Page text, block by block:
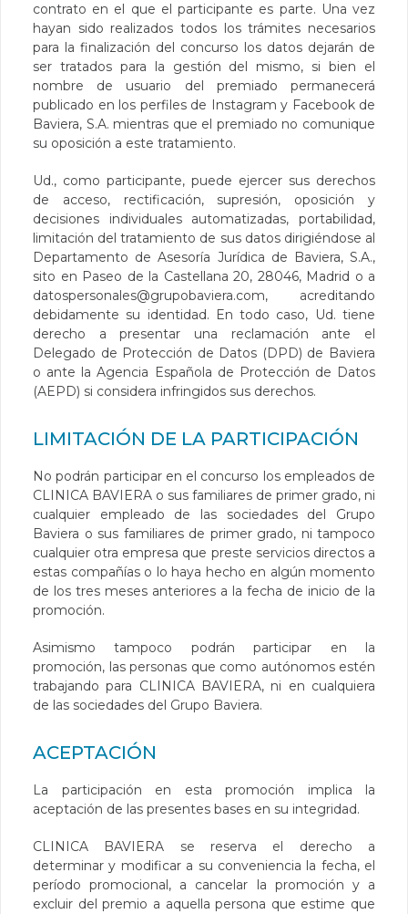
contrato en el que el participante es parte. Una vez
hayan sido realizados todos los trámites necesarios
para la finalización del concurso los datos dejarán de
ser tratados para la gestión del mismo, si bien el
nombre de usuario del premiado permanecerá
publicado en los perfiles de Instagram y Facebook de
Baviera, S.A. mientras que el premiado no comunique
su oposición a este tratamiento.
Ud., como participante, puede ejercer sus derechos
de acceso, rectificación, supresión, oposición y
decisiones individuales automatizadas, portabilidad,
limitación del tratamiento de sus datos dirigiéndose al
Departamento de Asesoría Jurídica de Baviera, S.A.,
sito en Paseo de la Castellana 20, 28046, Madrid o a
datospersonales@grupobaviera.com, acreditando
debidamente su identidad. En todo caso, Ud. tiene
derecho a presentar una reclamación ante el
Delegado de Protección de Datos (DPD) de Baviera
o ante la Agencia Española de Protección de Datos
(AEPD) si considera infringidos sus derechos.
LIMITACIÓN DE LA PARTICIPACIÓN
No podrán participar en el concurso los empleados de
CLINICA BAVIERA o sus familiares de primer grado, ni
cualquier empleado de las sociedades del Grupo
Baviera o sus familiares de primer grado, ni tampoco
cualquier otra empresa que preste servicios directos a
estas compañías o lo haya hecho en algún momento
de los tres meses anteriores a la fecha de inicio de la
promoción.
Asimismo tampoco podrán participar en la
promoción, las personas que como autónomos estén
trabajando para CLINICA BAVIERA, ni en cualquiera
de las sociedades del Grupo Baviera.
ACEPTACIÓN
La participación en esta promoción implica la
aceptación de las presentes bases en su integridad.
CLINICA BAVIERA se reserva el derecho a
determinar y modificar a su conveniencia la fecha, el
período promocional, a cancelar la promoción y a
excluir del premio a aquella persona que estime que